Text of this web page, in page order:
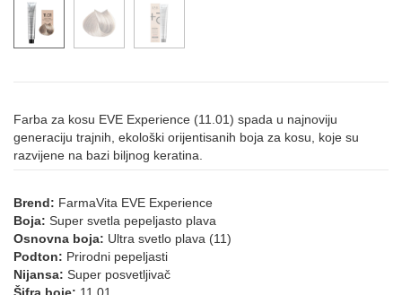
Farba za kosu EVE Experience (11.01) spada u najnoviju
generaciju trajnih, ekološki orijentisanih boja za kosu, koje su
razvijene na bazi biljnog keratina.
Brend: FarmaVita EVE Experience
Boja: Super svetla pepeljasto plava
Osnovna boja: Ultra svetlo plava (11)
Podton: Prirodni pepeljasti
Nijansa: Super posvetljivač